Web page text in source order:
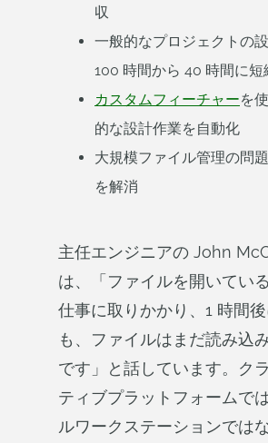
収
一般的なプロジェクトの
100 時間から 40 時間に短
カスタムフィーチャーを
的な設計作業を自動化
大規模ファイル管理の問
を解消
主任エンジニアの John
は、「ファイルを開いてい
仕事に取りかかり、1 時間
も、ファイルはまだ読み込
です」と話しています。ク
ティブプラットフォームで
ルワークステーションでは